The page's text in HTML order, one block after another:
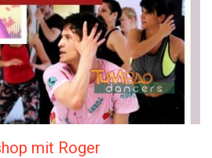
mit Roger